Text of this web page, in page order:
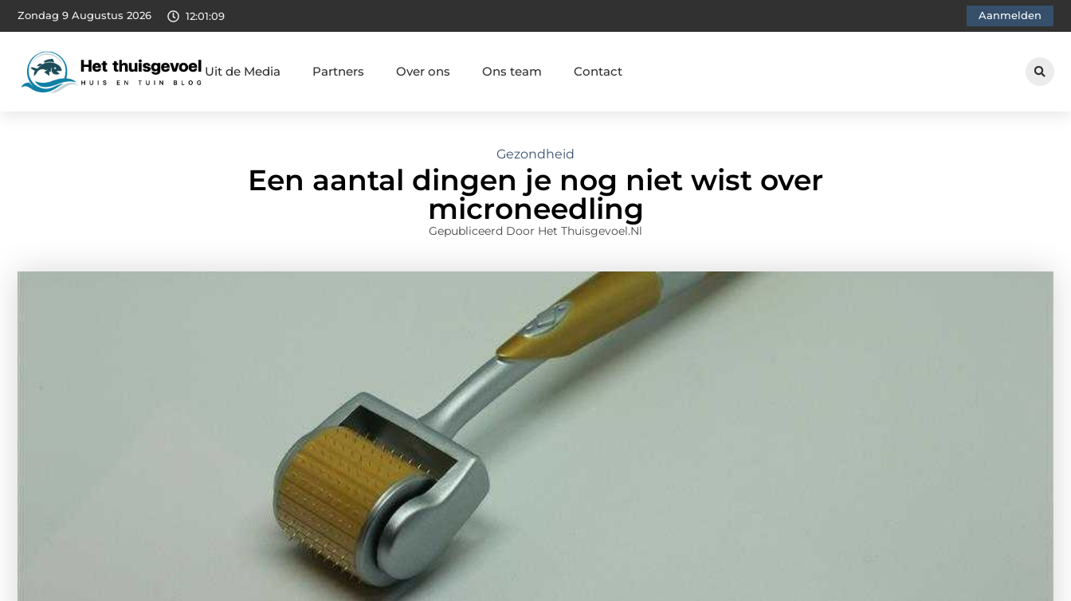
Zondag 9 Augustus 2026 12:01:10 Aanmelden
Uit de Media Partners Over ons Ons team Contact
Gezondheid
Een aantal dingen je nog niet wist over
microneedling
Gepubliceerd Door Het Thuisgevoel.nl